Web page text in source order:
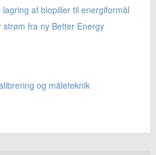
af biopiller til energiformål
fra ny Better Energy
og måleteknik